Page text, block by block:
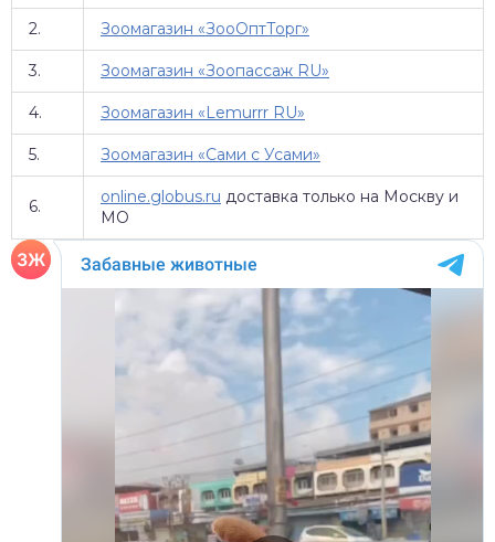
2. Зоомагазин «ЗооОптТорг»
3. Зоомагазин «Зоопассаж RU»
4. Зоомагазин «Lemurrr RU»
5. Зоомагазин «Сами с Усами»
6. online.globus.ru доставка только на Москву и
МО